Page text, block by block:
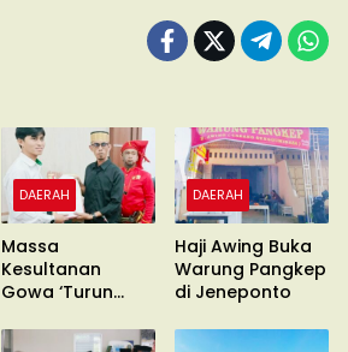
DAERAH
Massa
Kesultanan
Gowa ‘Turun
Unras
DAERAH
Haji Awing Buka
Warung Pangkep
di Jeneponto